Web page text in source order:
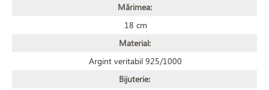
Mărimea:
18 cm
Material:
Argint veritabil 925/1000
Bijuterie: